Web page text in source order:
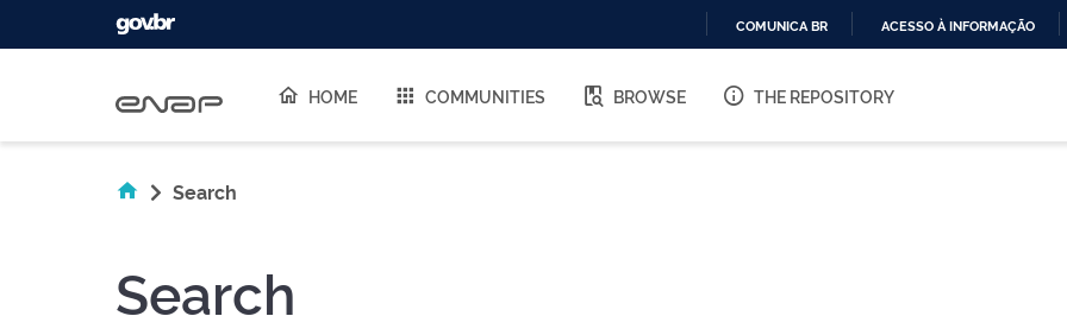
O
COMUNICA BR ACESSO À INFORMAÇÃO
HOME COMMUNITIES BROWSE THE REPOSITORY
Search
Search